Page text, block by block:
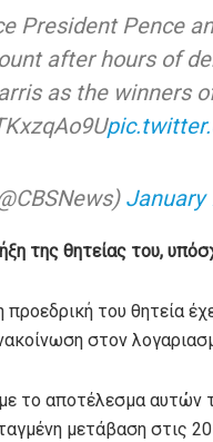
President Pence
after hours of
as the winners
January
της θητείας του,
του θητεία
στον
το αποτέλεσμα αυτών
μετάβαση στις 20